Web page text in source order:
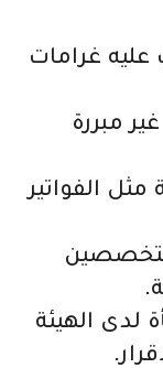
عليه غرامات
مبررة
الفواتير
متخصصين
لدى الهيئة